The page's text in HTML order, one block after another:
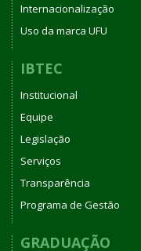
Internacionalização
Uso da marca UFU
IBTEC
Institucional
Equipe
Legislação
Serviços
Transparência
Programa de Gestão
GRADUAÇÃO